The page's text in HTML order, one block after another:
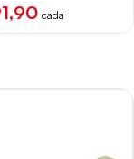
cada